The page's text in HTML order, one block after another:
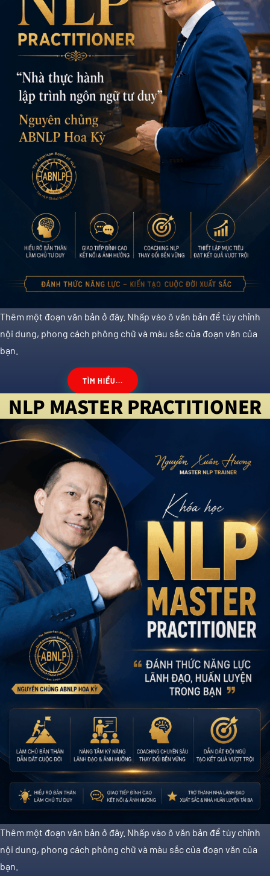
Thêm một đoạn văn bản ở đây. Nhấp vào ô văn bản để tùy chỉnh
nội dung, phong cách phông chữ và màu sắc của đoạn văn của
bạn.
TÌM HIỂU...
NLP MASTER PRACTITIONER
Thêm một đoạn văn bản ở đây. Nhấp vào ô văn bản để tùy chỉnh
nội dung, phong cách phông chữ và màu sắc của đoạn văn của
bạn.